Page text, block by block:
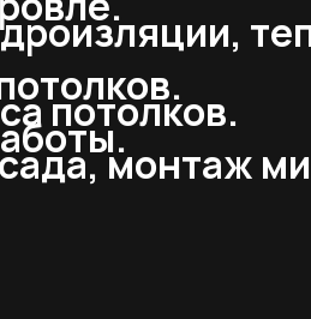
потолков.
монтаж